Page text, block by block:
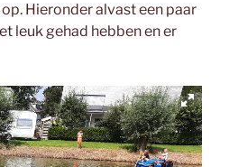
Hieronder alvast een paar
leuk gehad hebben en er